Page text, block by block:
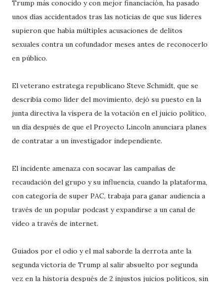
Trump más conocido y con mejor financiación, ha pasado
unos días accidentados tras las noticias de que sus líderes
supieron que había múltiples acusaciones de delitos
sexuales contra un cofundador meses antes de reconocerlo
en público.
El veterano estratega republicano Steve Schmidt, que se
describía como líder del movimiento, dejó su puesto en la
junta directiva la víspera de la votación en el juicio político,
un día después de que el Proyecto Lincoln anunciara planes
de contratar a un investigador independiente.
El incidente amenaza con socavar las campañas de
recaudación del grupo y su influencia, cuando la plataforma,
con categoría de super PAC, trabaja para ganar audiencia a
través de un popular podcast y expandirse a un canal de
video a través de internet.
Guiados por el odio y el mal saborde la derrota ante la
segunda victoria de Trump al salir absuelto por segunda
vez en la historia después de 2 injustos juicios politicos, sin